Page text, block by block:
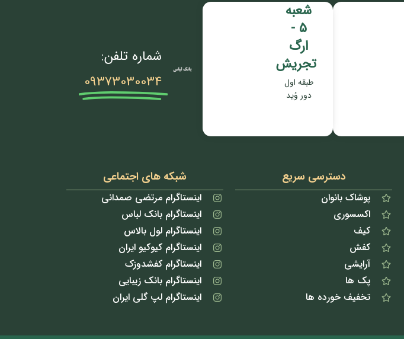
شعبه
5 -
ارگ
تجریش
طبقه اول
دور وُید
شماره تلفن:
09373030034
دسترسی سریع
پوشاک بانوان
اکسسوری
کیف
کفش
آرایشی
پک ها
تخفیف خورده ها
شبکه های اجتماعی
اینستاگرام مرتضی صمدانی
اینستاگرام بانک لباس
اینستاگرام لول بالاس
اینستاگرام کیوکیو ایران
اینستاگرام کفشدوزک
اینستاگرام بانک زیبایی
اینستاگرام لپ گلی ایران